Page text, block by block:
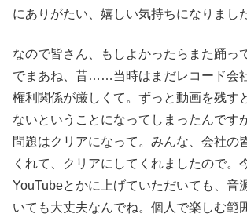
にありがたい、嬉しい気持ちになりまし
なので皆さん、もしよかったらまた踊っ
でまあね、昔……当時はまだレコード会
権利関係が厳しくて。ずっと動画を残す
ないということになってしまったんです
問題はクリアになって。みんな、会社の
くれて、クリアにしてくれましたので。
YouTubeとかに上げていただいても、音
いても大丈夫なんでね。個人で楽しむ範